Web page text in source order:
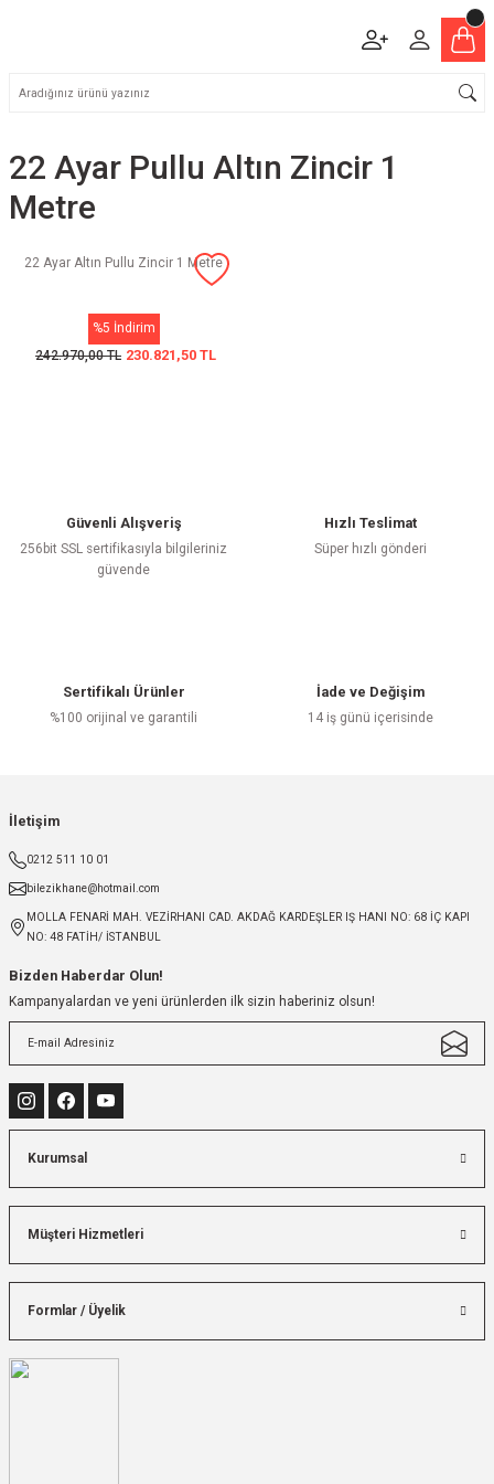
22 Ayar Pullu Altın Zincir 1
Metre
22 Ayar Altın Pullu Zincir 1 Metre
%5 İndirim
242.970,00 TL 230.821,50 TL
Güvenli Alışveriş
256bit SSL sertifikasıyla bilgileriniz
güvende
Hızlı Teslimat
Süper hızlı gönderi
Sertifikalı Ürünler
%100 orijinal ve garantili
İade ve Değişim
14 iş günü içerisinde
İletişim
0212 511 10 01
bilezikhane@hotmail.com
MOLLA FENARİ MAH. VEZİRHANI CAD. AKDAĞ KARDEŞLER IŞ HANI NO: 68 İÇ KAPI
NO: 48 FATİH/ İSTANBUL
Bizden Haberdar Olun!
Kampanyalardan ve yeni ürünlerden ilk sizin haberiniz olsun!
Kurumsal
Müşteri Hizmetleri
Formlar / Üyelik